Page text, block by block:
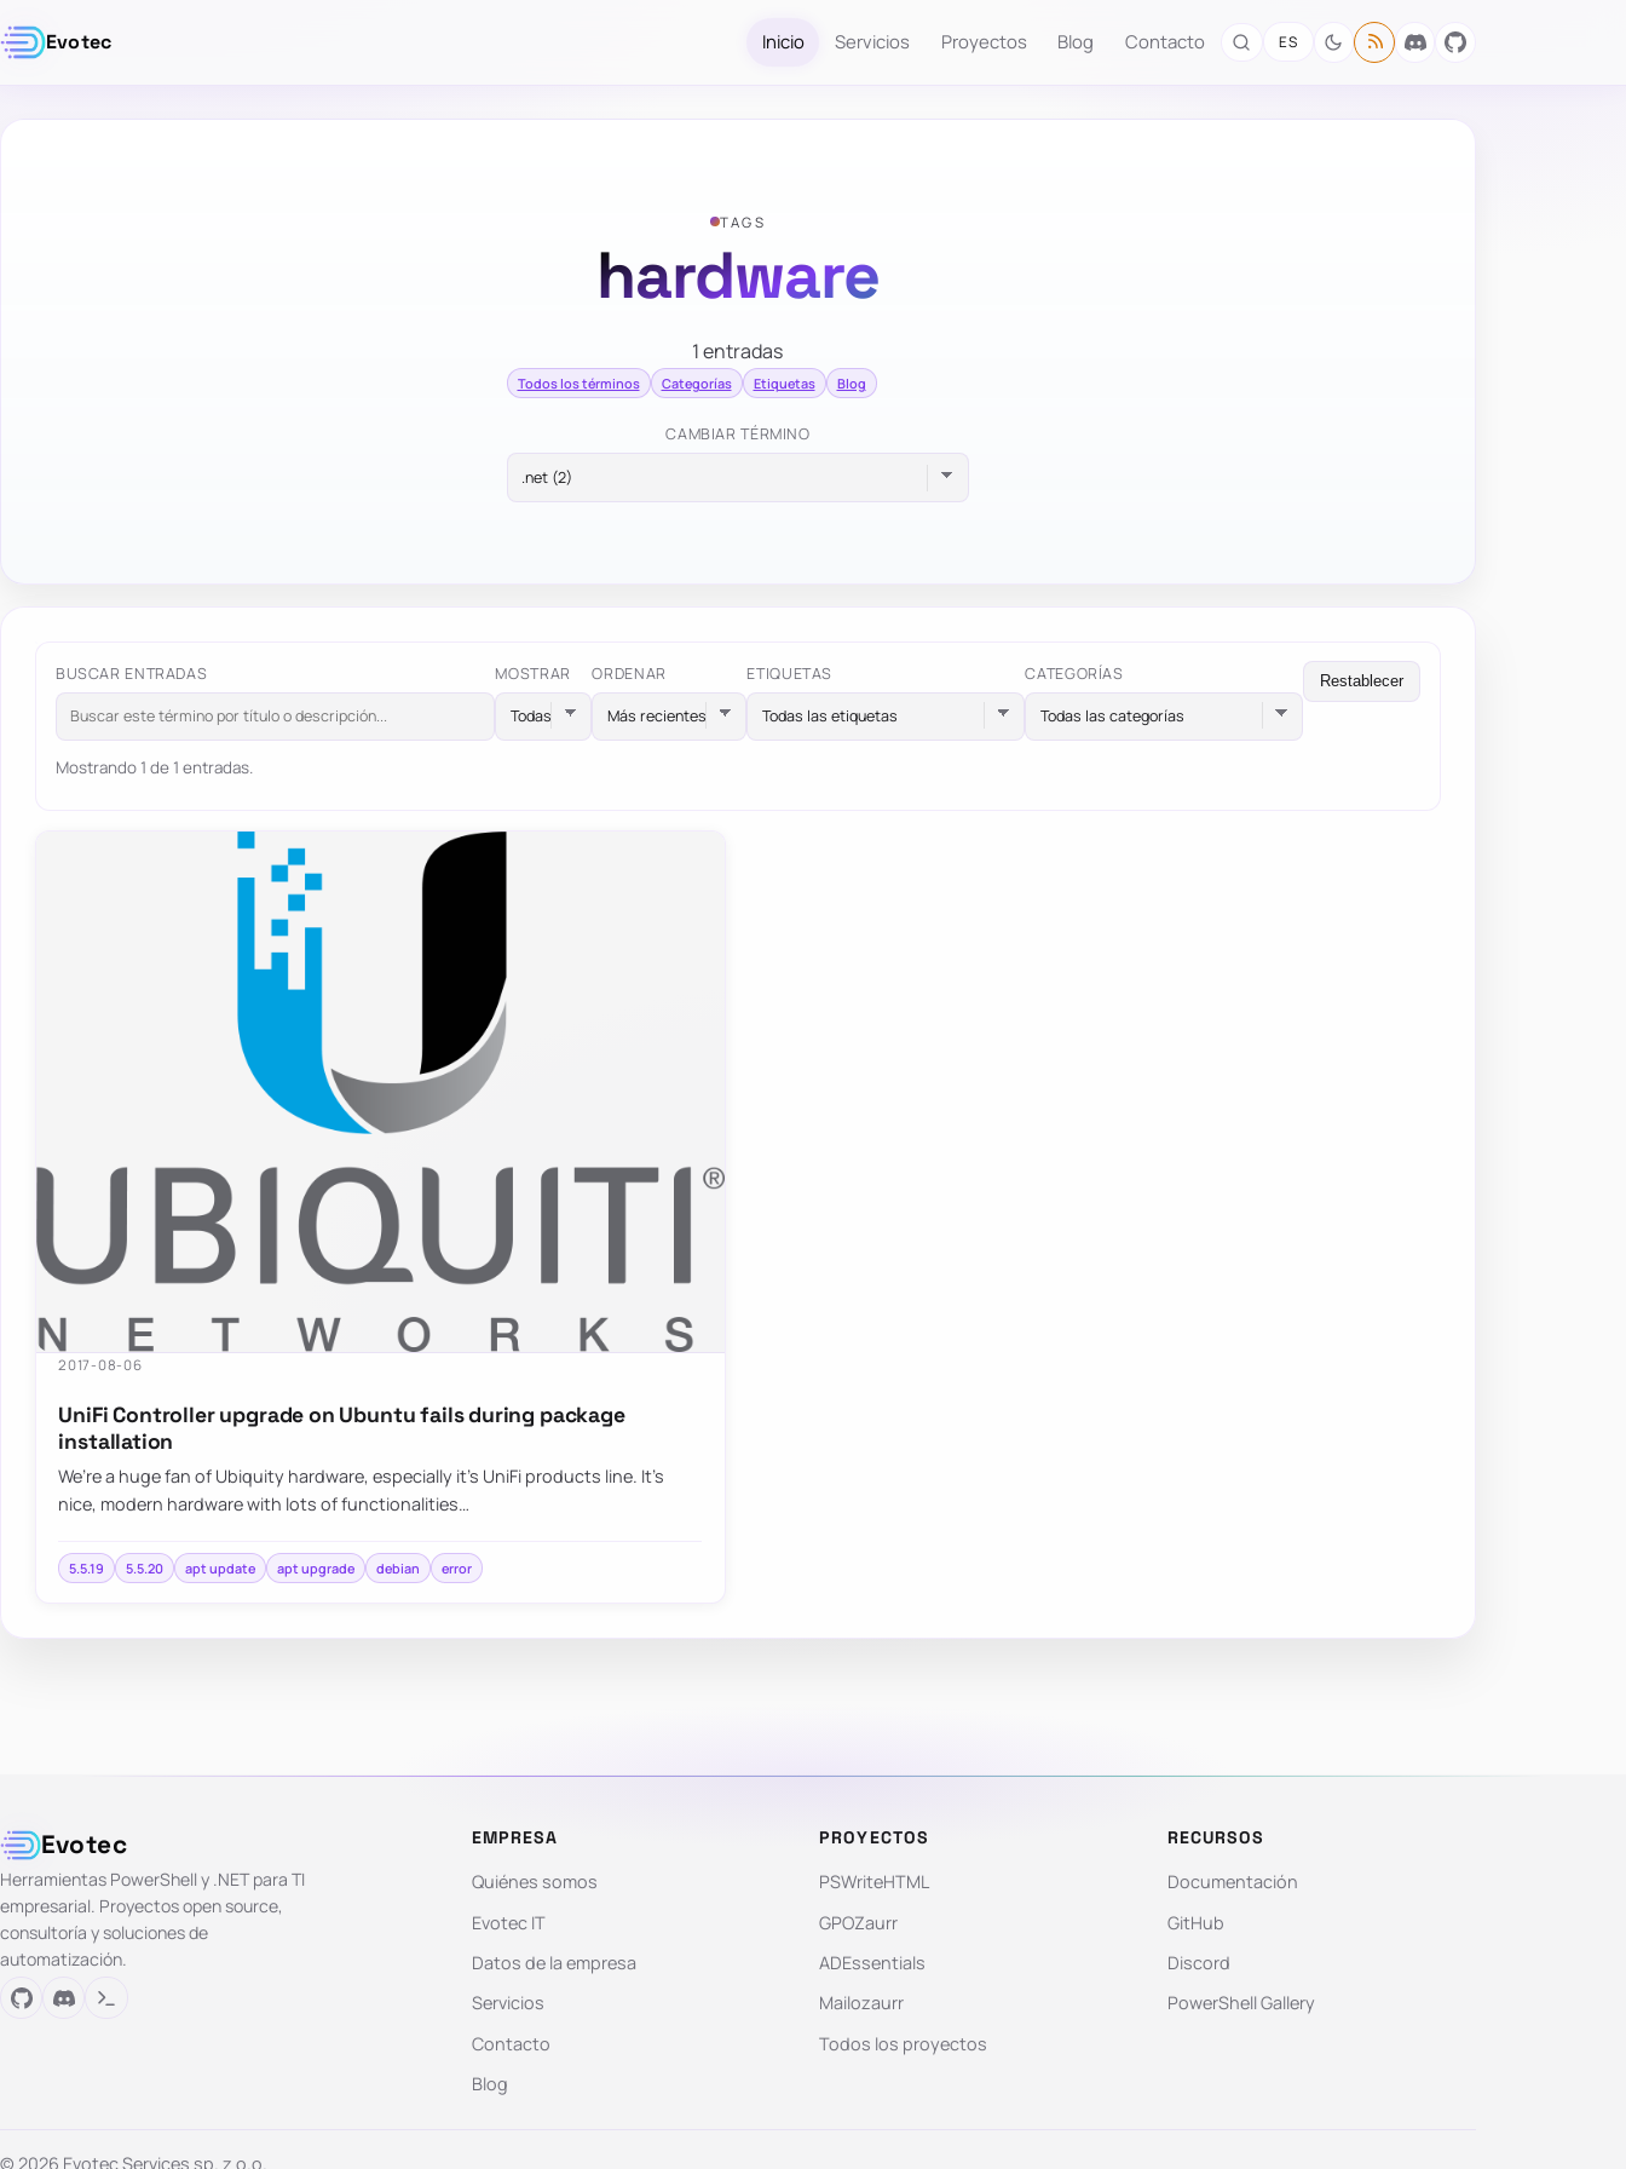
Evotec Inicio Servicios Proyectos Blog Contacto ES
TAGS
hardware
1 entradas
Todos los términos Categorías Etiquetas Blog
CAMBIAR TÉRMINO
BUSCAR ENTRADAS MOSTRAR ORDENAR ETIQUETAS
Todas las etiquetas
CATEGORÍAS
Todas las categorías
Restablecer
Mostrando 1 de 1 entradas.
2017-08-06
UniFi Controller upgrade on Ubuntu fails during package
installation
We’re a huge fan of Ubiquity hardware, especially it’s UniFi products line. It’s
nice, modern hardware with lots of functionalities…
5.5.19 5.5.20 apt update apt upgrade debian error
Evotec
Herramientas PowerShell y .NET para TI
empresarial. Proyectos open source,
consultoría y soluciones de
automatización.
EMPRESA
Quiénes somos
Evotec IT
Datos de la empresa
Servicios
Contacto
Blog
PROYECTOS
PSWriteHTML
GPOZaurr
ADEssentials
Mailozaurr
Todos los proyectos
RECURSOS
Documentación
GitHub
Discord
PowerShell Gallery
© 2026 Evotec Services sp. z o.o.